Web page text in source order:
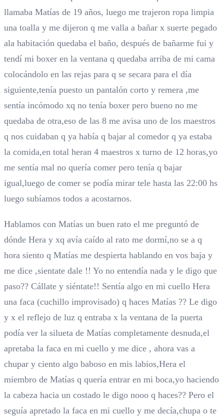
llamaba Matías de 19 años, luego me trajeron ropa limpia
una toalla y me dijeron q me valla a bañar x suerte pegado
ala habitación quedaba el baño, después de bañarme fui y
tendí mi boxer en la ventana q quedaba arriba de mi cama
colocándolo en las rejas para q se secara para el día
siguiente,tenía puesto un pantalón corto y remera ,me
sentía incómodo xq no tenía boxer pero bueno no me
quedaba de otra,eso de las 8 me avisa uno de los maestros
q nos cuidaban q ya había q bajar al comedor q ya estaba
la comida,en total heran 4 maestros x turno de 12 horas,yo
me sentía mal no quería comer pero tenía q bajar
igual,luego de comer se podía mirar tele hasta las 22:00 hs
luego subíamos todos a acostarnos.
Hablamos con Matías un buen rato el me preguntó de
dónde Hera y xq avía caído al rato me dormí,no se a q
hora siento q Matías me despierta hablando en vos baja y
me dice ,sientate dale !! Yo no entendía nada y le digo que
paso?? Cállate y siéntate!! Sentía algo en mi cuello Hera
una faca (cuchillo improvisado) q haces Matías ?? Le digo
y x el reflejo de luz q entraba x la ventana de la puerta
podía ver la silueta de Matías completamente desnuda,el
apretaba la faca en mi cuello y me dice , ahora vas a
chupar y ciento algo baboso en mis labios,Hera el
miembro de Matías q quería entrar en mi boca,yo haciendo
la cabeza hacia un costado le digo nooo q haces?? Pero el
seguía apretado la faca en mi cuello y me decía,chupa o te